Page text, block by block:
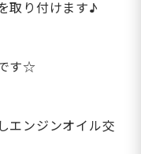
取り付けます♪
す☆
エンジンオイル交